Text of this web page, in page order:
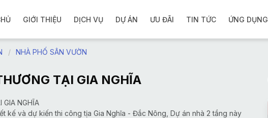
GIỚI THIỆU DỊCH VỤ DỰ ÁN ƯU ĐÃI TIN TỨC ỨNG DỤNG
NHÀ PHỐ SÂN VƯỜN
TẠI GIA NGHĨA
GIA NGHĨA
kế và dự kiến thi công tịa Gia Nghĩa - Đắc Nông, Dự án nhà 2 tầng này